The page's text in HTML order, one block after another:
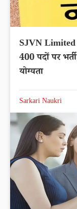
SJVN
400 पदों पर
योग्यता
Sarkari Naukri